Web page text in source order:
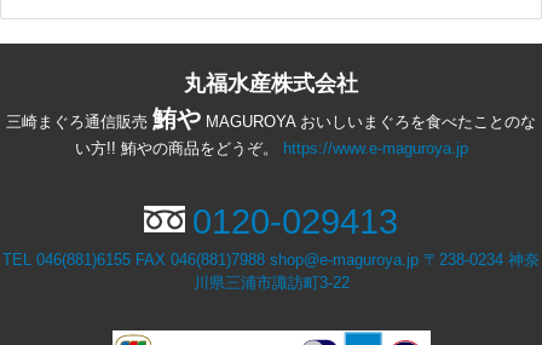
必須
必須
丸福水産株式会社
三崎まぐろ通信販売 鮪や MAGUROYA おいしいまぐろを食べたことのな
い方!! 鮪やの商品をどうぞ。
https://www.e-maguroya.jp
0120-029413
TEL 046(881)6155 FAX 046(881)7988 shop@e-maguroya.jp 〒238-0234 神奈
川県三浦市諏訪町3-22